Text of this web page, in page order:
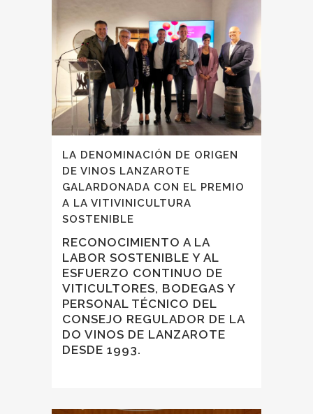
LA DENOMINACIÓN DE ORIGEN
DE VINOS LANZAROTE
GALARDONADA CON EL PREMIO
A LA VITIVINICULTURA
SOSTENIBLE
RECONOCIMIENTO A LA
LABOR SOSTENIBLE Y AL
ESFUERZO CONTINUO DE
VITICULTORES, BODEGAS Y
PERSONAL TÉCNICO DEL
CONSEJO REGULADOR DE LA
DO VINOS DE LANZAROTE
DESDE 1993.